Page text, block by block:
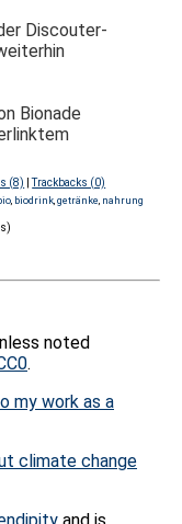
Discouter-
Bionade
(8) |Trackbacks (0)
, biodrink, getränke nahrung
noted
.
my work as a
climate change